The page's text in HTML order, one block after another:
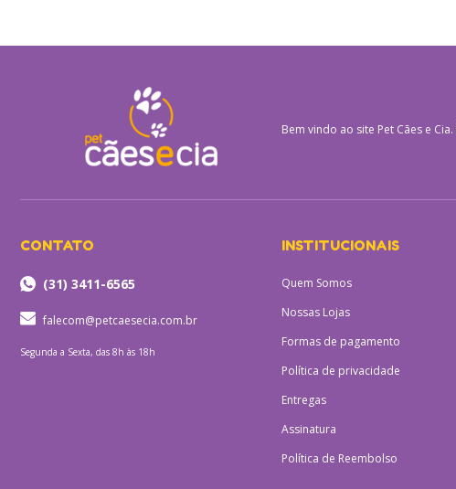
Bem vindo ao site Pet Cães e Cia.
CONTATO
(31) 3411-6565
falecom@petcaesecia.com.br
Segunda a Sexta, das 8h às 18h
INSTITUCIONAIS
Quem Somos
Nossas Lojas
Formas de pagamento
Política de privacidade
Entregas
Assinatura
Política de Reembolso